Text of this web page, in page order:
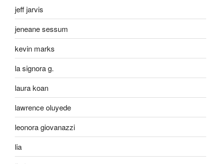
jeff jarvis
jeneane sessum
kevin marks
la signora g.
laura koan
lawrence oluyede
leonora giovanazzi
lia